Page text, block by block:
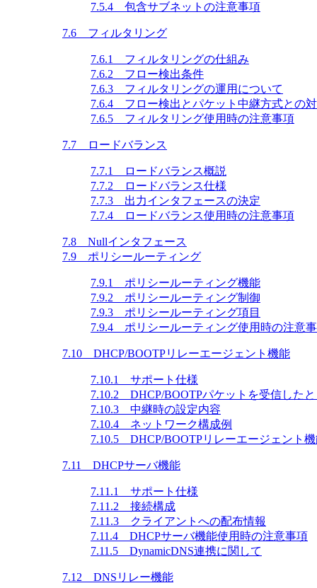
7.5.4 包含サブネットの注意事項
7.6 フィルタリング
7.6.1 フィルタリングの仕組み
7.6.2 フロー検出条件
7.6.3 フィルタリングの運用について
7.6.4 フロー検出とパケット中継方式との
7.6.5 フィルタリング使用時の注意事項
7.7 ロードバランス
7.7.1 ロードバランス概説
7.7.2 ロードバランス仕様
7.7.3 出力インタフェースの決定
7.7.4 ロードバランス使用時の注意事項
7.8 Nullインタフェース
7.9 ポリシールーティング
7.9.1 ポリシールーティング機能
7.9.2 ポリシールーティング制御
7.9.3 ポリシールーティング項目
7.9.4 ポリシールーティング使用時の注意
7.10 DHCP/BOOTPリレーエージェント機能
7.10.1 サポート仕様
7.10.2 DHCP/BOOTPパケットを受信した
7.10.3 中継時の設定内容
7.10.4 ネットワーク構成例
7.10.5 DHCP/BOOTPリレーエージェント
7.11 DHCPサーバ機能
7.11.1 サポート仕様
7.11.2 接続構成
7.11.3 クライアントへの配布情報
7.11.4 DHCPサーバ機能使用時の注意事項
7.11.5 DynamicDNS連携に関して
7.12 DNSリレー機能